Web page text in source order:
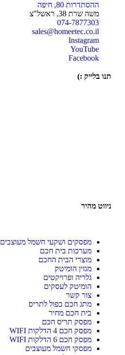
ההסתדרות 80, חיפה
משה שרת 38, ראשל"צ
074-7877303
sales@homeetec.co.il
Instagram
YouTube
Facebook
תנו בלייק :)
ניווט מהיר
מפסקים ושקעי חשמל מעוצבים
מערכות בית חכם
מוצרי הבית החכם
מגזין הומיטק
גלריה ופרויקטים
הומיטק לעסקים
צור קשר
מתג חכם כפול לתריס
בית חכם מחיר
מפסק תריס חכם
מפסק חכם 4 הדלקות WIFI
מפסק חכם 6 הדלקות WIFI
מפסקי חשמל מעוצבים